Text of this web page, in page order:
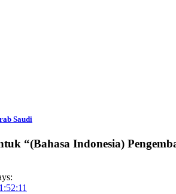
Saudi
“(Bahasa Indonesia)